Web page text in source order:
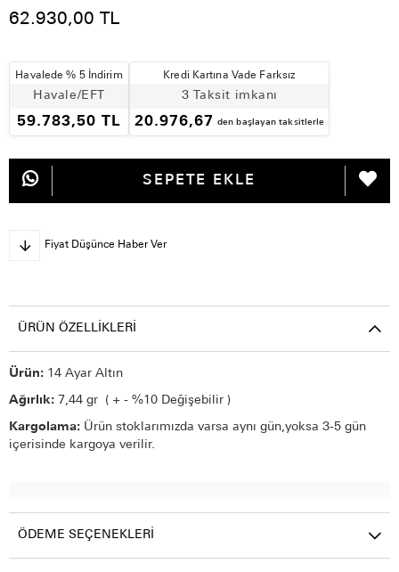
62.930,00 TL
Havalede % 5 İndirim
Havale/EFT
59.783,50 TL
Kredi Kartına Vade Farksız
3 Taksit imkanı
20.976,67 den başlayan taksitlerle
Fiyat Düşünce Haber Ver
ÜRÜN ÖZELLIKLERI
Ürün: 14 Ayar Altın
Ağırlık: 7,44 gr ( + - %10 Değişebilir )
Kargolama: Ürün stoklarımızda varsa aynı gün,yoksa 3-5 gün
içerisinde kargoya verilir.
ÖDEME SEÇENEKLERI